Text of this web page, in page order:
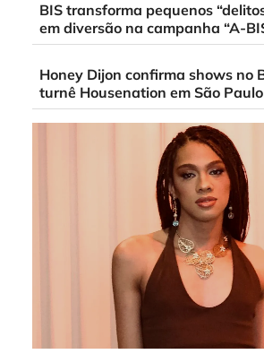
BIS transforma pequenos
em diversão na campanha “A-
Honey Dijon confirma shows no
turnê Housenation em São